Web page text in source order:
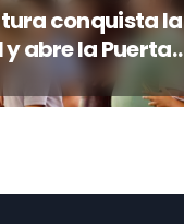
conquista la
y abre la Puerta
Puerto